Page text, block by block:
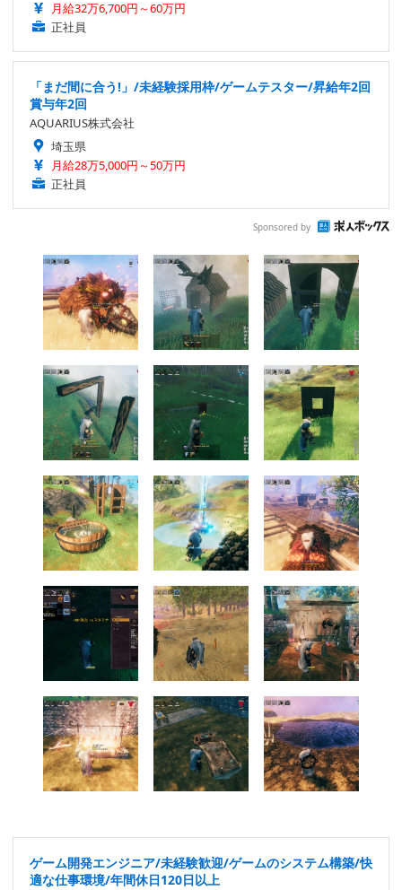
月給32万6,700円～60万円
正社員
「まだ間に合う!」/未経験採用枠/ゲームテスター/昇給年2回
賞与年2回
AQUARIUS株式会社
埼玉県
月給28万5,000円～50万円
正社員
Sponsored by
ゲーム開発エンジニア/未経験歓迎/ゲームのシステム構築/快
適な仕事環境/年間休日120日以上